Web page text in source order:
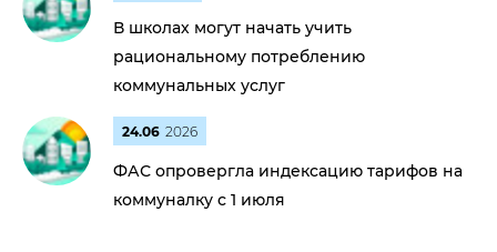
В школах могут начать учить
рациональному потреблению
коммунальных услуг
24.06 2026
ФАС опровергла индексацию тарифов на
коммуналку с 1 июля